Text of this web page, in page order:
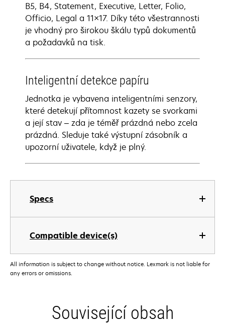
Specs
Compatible device(s)
B5, B4, Statement, Executive, Letter, Folio,
Officio, Legal a 11×17. Díky této všestrannosti
je vhodný pro širokou škálu typů dokumentů
a požadavků na tisk.
Inteligentní detekce papíru
Jednotka je vybavena inteligentními senzory,
které detekují přítomnost kazety se svorkami
a její stav – zda je téměř prázdná nebo zcela
prázdná. Sleduje také výstupní zásobník a
upozorní uživatele, když je plný.
All information is subject to change without notice. Lexmark is not liable for
any errors or omissions.
Související obsah